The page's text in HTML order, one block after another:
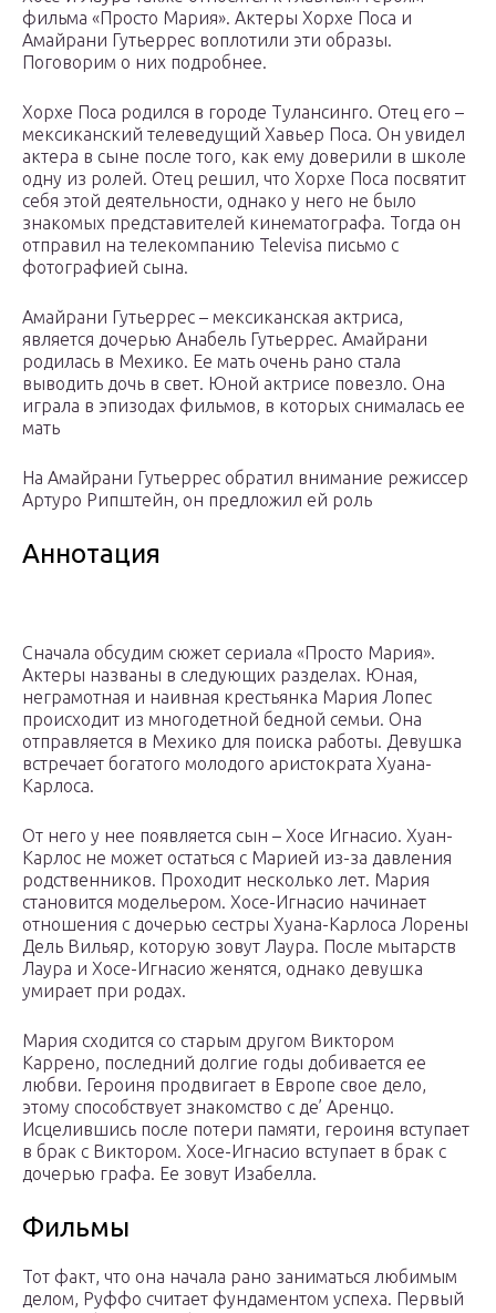
фильма «Просто Мария». Актеры Хорхе Поса и
Амайрани Гутьеррес воплотили эти образы.
Поговорим о них подробнее.
Хорхе Поса родился в городе Тулансинго. Отец его –
мексиканский телеведущий Хавьер Поса. Он увидел
актера в сыне после того, как ему доверили в школе
одну из ролей. Отец решил, что Хорхе Поса посвятит
себя этой деятельности, однако у него не было
знакомых представителей кинематографа. Тогда он
отправил на телекомпанию Televisa письмо с
фотографией сына.
Амайрани Гутьеррес – мексиканская актриса,
является дочерью Анабель Гутьеррес. Амайрани
родилась в Мехико. Ее мать очень рано стала
выводить дочь в свет. Юной актрисе повезло. Она
играла в эпизодах фильмов, в которых снималась ее
мать
На Амайрани Гутьеррес обратил внимание режиссер
Артуро Рипштейн, он предложил ей роль
Аннотация
Сначала обсудим сюжет сериала «Просто Мария».
Актеры названы в следующих разделах. Юная,
неграмотная и наивная крестьянка Мария Лопес
происходит из многодетной бедной семьи. Она
отправляется в Мехико для поиска работы. Девушка
встречает богатого молодого аристократа Хуана-
Карлоса.
От него у нее появляется сын – Хосе Игнасио. Хуан-
Карлос не может остаться с Марией из-за давления
родственников. Проходит несколько лет. Мария
становится модельером. Хосе-Игнасио начинает
отношения с дочерью сестры Хуана-Карлоса Лорены
Дель Вильяр, которую зовут Лаура. После мытарств
Лаура и Хосе-Игнасио женятся, однако девушка
умирает при родах.
Мария сходится со старым другом Виктором
Каррено, последний долгие годы добивается ее
любви. Героиня продвигает в Европе свое дело,
этому способствует знакомство с де’ Аренцо.
Исцелившись после потери памяти, героиня вступает
в брак с Виктором. Хосе-Игнасио вступает в брак с
дочерью графа. Ее зовут Изабелла.
Фильмы
Тот факт, что она начала рано заниматься любимым
делом, Руффо считает фундаментом успеха. Первый